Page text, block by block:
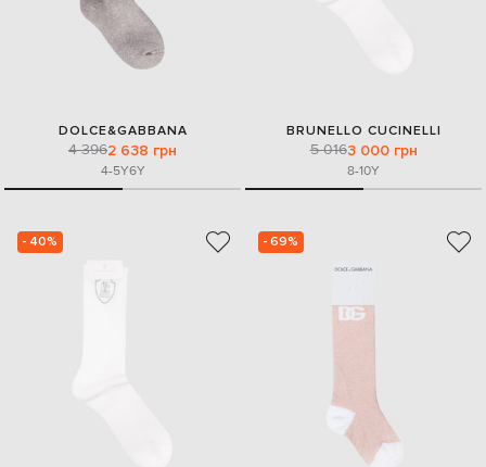
DOLCE&GABBANA
4 3962 638 грн
4-5Y6Y
BRUNELLO CUCINELLI
5 0163 000 грн
8-10Y
- 40% - 69%